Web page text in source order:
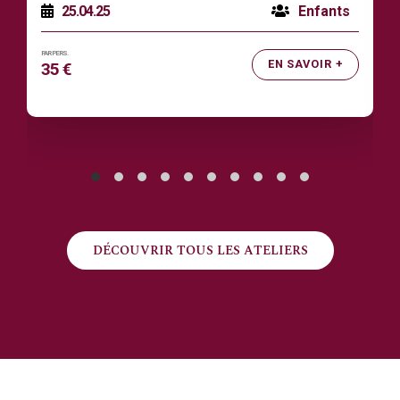
Enfants
25.04.25
EN SAVOIR +
35 €
DÉCOUVRIR TOUS LES ATELIERS